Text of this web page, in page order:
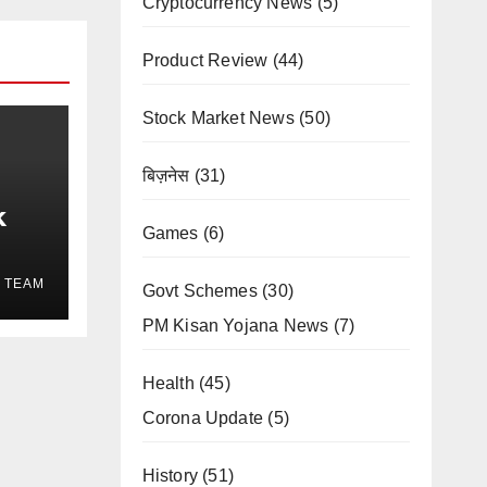
in
Product Review (44)
Stock Market News(50)
बिज़नेस (31)
Games (6)
Govt Schemes(30)
PM Kisan Yojana News (7)
Health (45)
Corona Update (5)
History(51)